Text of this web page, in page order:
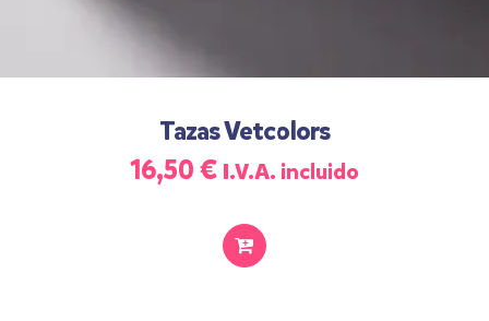
Tazas Vetcolors
16,50€ I.V.A. incluido